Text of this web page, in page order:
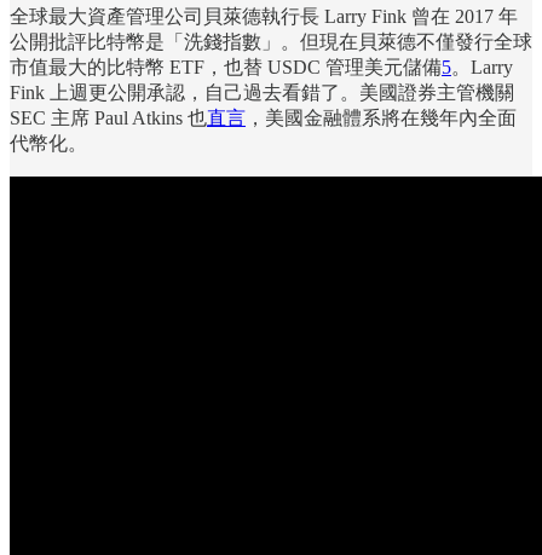
全球最大資產管理公司貝萊德執行長 Larry Fink 曾在 2017 年
公開批評比特幣是「洗錢指數」。但現在貝萊德不僅發行全球
市值最大的比特幣 ETF，也替 USDC 管理美元儲備5。Larry
Fink 上週更公開承認，自己過去看錯了。美國證券主管機關
SEC 主席 Paul Atkins 也直言 ，美國金融體系將在幾年內全面
代幣化。